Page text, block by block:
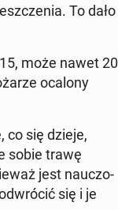
To dało
może nawet 20
ocalony
co się dzieje,
sobie trawę
jest na­uczo­
się i je